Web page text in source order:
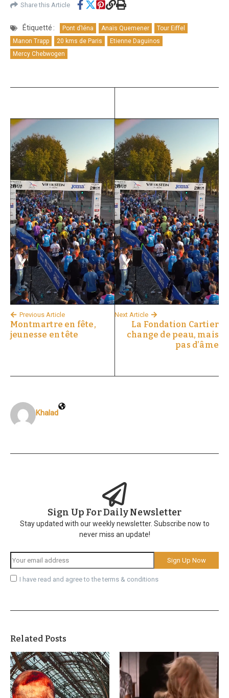
Share this Article
Étiquetté : Pont d’Iéna Anaïs Quemener
Tour Eiffel
Manon Trapp
20 kms de Paris
Etienne Daguinos
Mercy Chebwogen
Previous Article
Montmartre en fête,
jeunesse en tête
Next Article
La Fondation Cartier
change de peau, mais
pas d’âme
Khalad
Sign Up For Daily Newsletter
Stay updated with our weekly newsletter. Subscribe now to
never miss an update!
I have read and agree to the terms & conditions
Related Posts